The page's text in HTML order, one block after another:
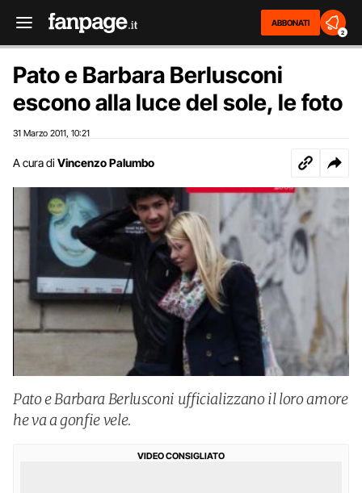
ABBONATI
2
Pato e Barbara Berlusconi
escono alla luce del sole, le foto
31 Marzo 2011 10:21
A cura di Vincenzo Palumbo
Pato e Barbara Berlusconi ufficializzano il loro amore
he va a gonfie vele.
VIDEO CONSIGLIATO